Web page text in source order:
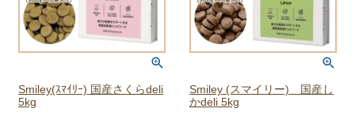
Smiley(ｽﾏｲﾘｰ) 国産さくらdeli
5kg
Smiley (スマイリー) 国産し
かdeli 5kg